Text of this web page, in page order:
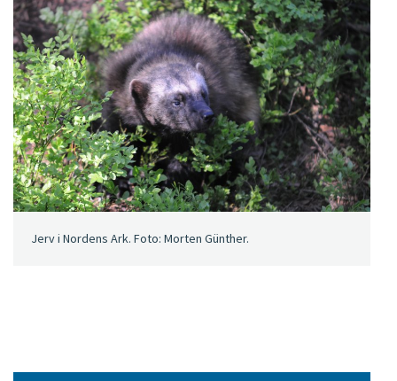
Jerv i Nordens Ark. Foto: Morten Günther.